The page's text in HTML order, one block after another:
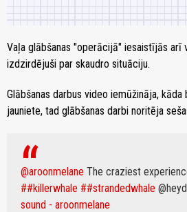
Vaļa glābšanas "operācijā" iesaistījās arī
izdzirdējuši par skaudro situāciju.
Glābšanas darbus video iemūžināja,
jauniete, tad glābšanas darbi noritēja
@aroonmelane The craziest
##killerwhale ##strandedwhale
sound - aroonmelane